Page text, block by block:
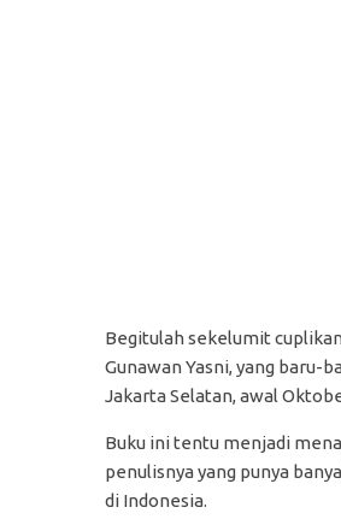
Begitulah sekelumit
Gunawan Yasni, yang baru-
Jakarta Selatan, awal
Buku ini tentu menjadi
penulisnya yang punya
di Indonesia.